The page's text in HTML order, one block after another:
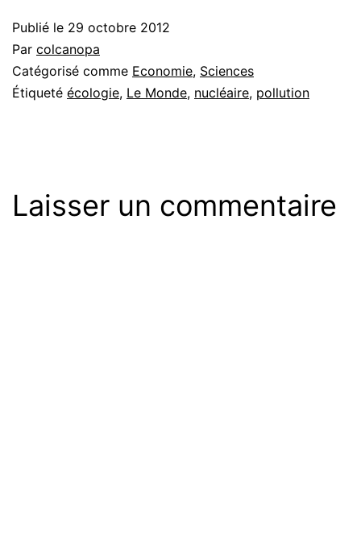
Publié le 29 octobre 2012
Par colcanopa
Catégorisé comme Economie, Sciences
Étiqueté écologie, Le Monde, nucléaire, pollution
Laisser un commentaire